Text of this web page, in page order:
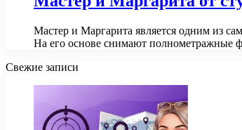
Мастер и Маргарита является одним из
На его основе снимают
Свежие записи